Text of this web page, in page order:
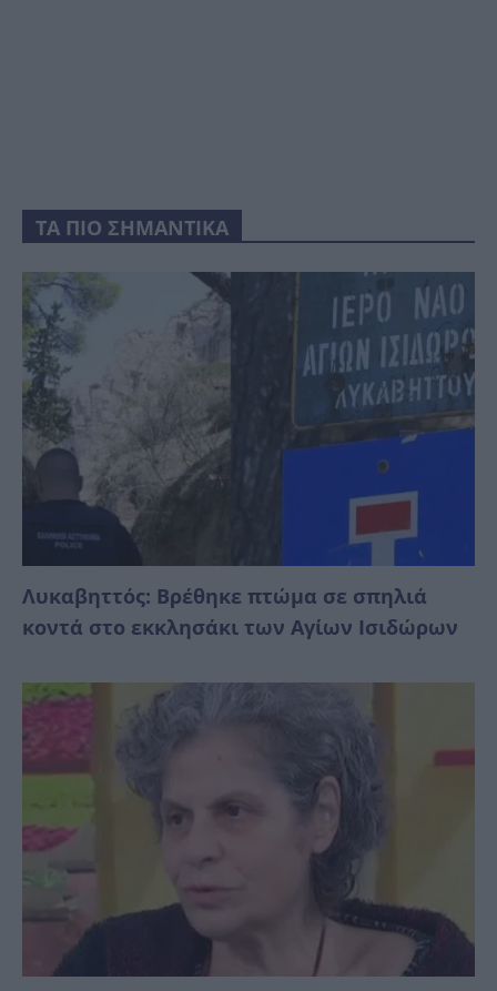
ΤΑ ΠΙΟ ΣΗΜΑΝΤΙΚΑ
Λυκαβηττός: Βρέθηκε πτώμα σε σπηλιά
κοντά στο εκκλησάκι των Αγίων Ισιδώρων